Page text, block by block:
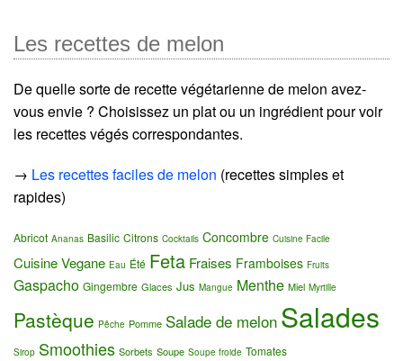
Les recettes de melon
De quelle sorte de recette végétarienne de melon avez-
vous envie ? Choisissez un plat ou un ingrédient pour voir
les recettes végés correspondantes.
→ Les recettes faciles de melon (recettes simples et
rapides)
Abricot Ananas Basilic Citrons Cocktails Concombre Cuisine Facile
Cuisine Vegane Eau Été Feta Fraises Framboises Fruits
Gaspacho Gingembre Glaces Jus Mangue Menthe Miel Myrtille
Pastèque Pêche Pomme Salade de melon Salades
Sirop Smoothies Sorbets Soupe Soupe froide Tomates